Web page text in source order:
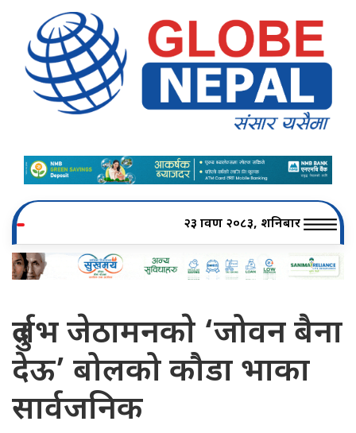
२३ श्रावण २०८३, शनिबार
दुर्लभ जेठामनकाे ‘जोवन बैना
देऊ’ बोलको कौडा भाका
सार्वजनिक